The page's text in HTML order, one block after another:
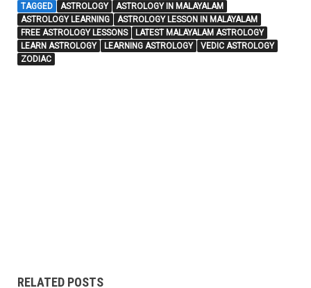
TAGGED ASTROLOGY
ASTROLOGY IN MALAYALAM
ASTROLOGY LEARNING
ASTROLOGY LESSON IN MALAYALAM
FREE ASTROLOGY LESSONS
LATEST MALAYALAM ASTROLOGY
LEARN ASTROLOGY
LEARNING ASTROLOGY
VEDIC ASTROLOGY
ZODIAC
RELATED POSTS